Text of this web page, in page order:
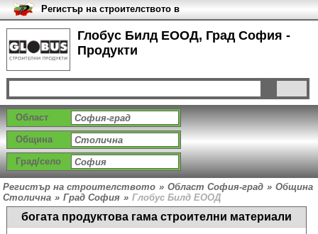
Глобус Билд ЕООД, Град София -
Продукти
Регистър на строителството в
България
Област
Община
Град/село
Регистър на строителството » Област София-град » Община
Столична » Град София » Глобус Билд ЕООД
богата продуктова гама строителни материали